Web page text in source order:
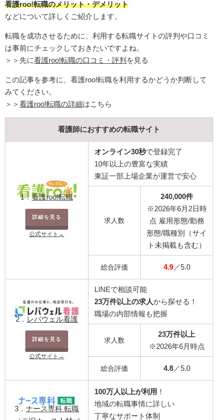
看護roo!転職のメリット・デメリット
などについて詳しくご紹介します。
転職を成功させるために、利用する転職サイトの評判や口コミ
は事前にチェックしておきたいですよね。
＞＞先に看護roo!転職の口コミ・評判 を見る
この記事を参考に、看護roo!転職を利用するかどうか判断して
みてください。
＞＞ 看護roo!転職の詳細はこちら
看護師におすすめの転職サイト
1． 看護roo!転職
詳細を見る
公式サイト→
オンライン30秒で登録完了
10年以上の豊富な実績
東証一部上場企業が運営で安心
求人数
240,000件
※2026年6月2日時
点 雇用形態/勤務
形態/職種別（サイ
ト未掲載も含む）
総合評価 4.9／5.0
2． レバウェル看護
詳細を見る
公式サイト→
LINEで相談可能
23万件以上の求人から探せる！
職場の内部情報も把握
求人数
23万件以上
※2026年6月時点
総合評価 4.8／5.0
3． ナース専科 転職
100万人以上が利用 ！
地域の転職事情に詳しい
丁寧なサポート体制